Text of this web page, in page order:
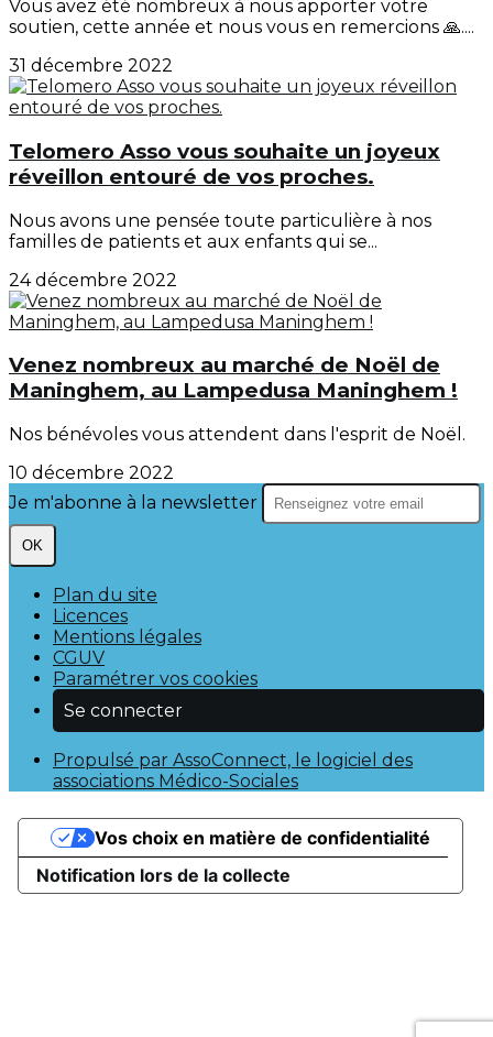
Vous avez été nombreux à nous apporter votre
soutien, cette année et nous vous en remercions 🙏....
31 décembre 2022
Telomero Asso vous souhaite un joyeux
réveillon entouré de vos proches.
Nous avons une pensée toute particulière à nos
familles de patients et aux enfants qui se...
24 décembre 2022
Venez nombreux au marché de Noël de
Maninghem, au Lampedusa Maninghem !
Nos bénévoles vous attendent dans l'esprit de Noël.
10 décembre 2022
Je m'abonne à la newsletter
OK
Plan du site
Licences
Mentions légales
CGUV
Paramétrer vos cookies
Se connecter
Propulsé par AssoConnect, le logiciel des
associations Médico-Sociales
Notification lors de la collecte
Vos choix en matière de confidentialité